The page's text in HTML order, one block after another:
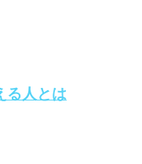
る人とは